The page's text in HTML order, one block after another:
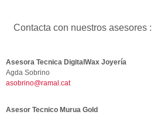
Contacta con nuestros asesores :
Asesora Tecnica DigitalWax Joyería
Agda Sobrino
asobrino@ramal.cat
Asesor Tecnico Murua Gold